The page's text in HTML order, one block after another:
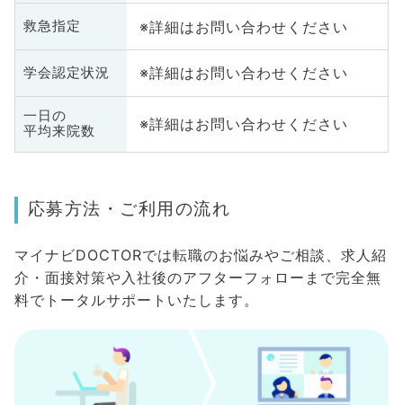
救急指定 ※詳細はお問い合わせください
学会認定状況 ※詳細はお問い合わせください
一日の
平均来院数
※詳細はお問い合わせください
応募方法・ご利用の流れ
マイナビDOCTORでは転職のお悩みやご相談、求人紹
介・面接対策や入社後のアフターフォローまで完全無
料でトータルサポートいたします。